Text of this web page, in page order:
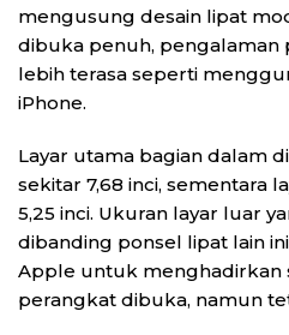
mengusung desain lipat
dibuka penuh, pengalaman
lebih terasa seperti
iPhone.
Layar utama bagian dalam
sekitar 7,68 inci, sementara
5,25 inci. Ukuran layar luar
dibanding ponsel lipat lain
Apple untuk menghadirkan
perangkat dibuka, namun